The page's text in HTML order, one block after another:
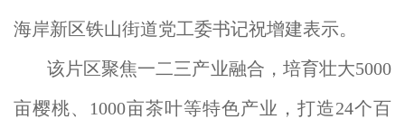
海岸新区铁山街道党工委书记祝增建表示。
该片区聚焦一二三产业融合，培育壮大5000
亩樱桃、1000亩茶叶等特色产业，打造24个百